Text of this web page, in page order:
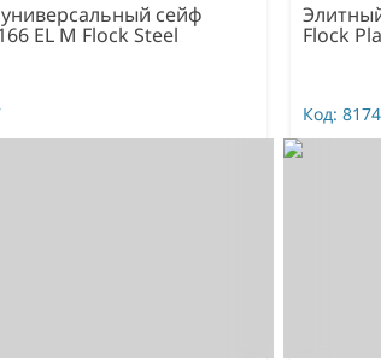
сейф
EL M Flock Steel Flock
Код: